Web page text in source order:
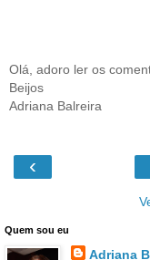
Olá, adoro ler os
Beijos
Adriana Balreira
‹
Quem sou eu
Adriana